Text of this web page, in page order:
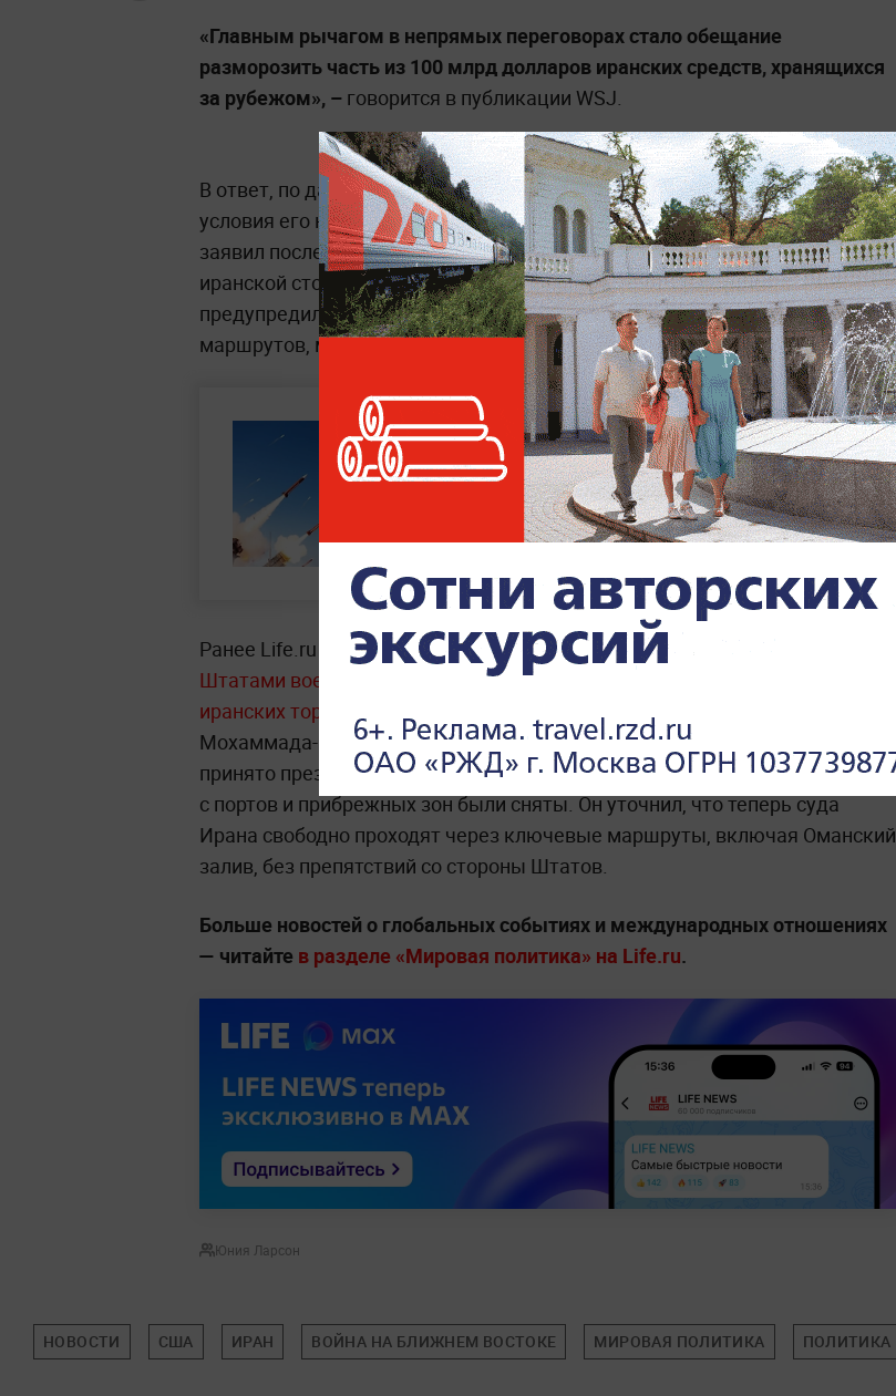
«Главным рычагом в непрямых переговорах стало обещание
разморозить часть из 100 млрд долларов иранских средств, хранящихся
за рубежом», – говорится в публикации WSJ.
В ответ, по данным источников, Тегеран дал понять, что предложенные
условия его не устраивают. Замглавы МИД Ирана Казем Гариб-Абади
заявил после переговоров в Дохе, что контроль над Ормузом остаётся за
иранской стороной, а не за США. Позже иранские военные также
предупредили, что любые суда, отклоняющиеся от утверждённых
маршрутов, могут столкнуться с «решительным ответом».
США опубликовали видео
ударов по иранским
объектам в Ормузском
проливе
Ранее Life.ru писал, что в Иране заявили о полном снятии Соединёнными
Штатами военно-морской блокады, ограничивавшей судоходство
иранских торговых и нефтяных судов
. По словам спикера парламента
Мохаммада-Багера Галибафа, соответствующее решение якобы было
принято президентом США Дональдом Трампом, после чего ограничения
с портов и прибрежных зон были сняты. Он уточнил, что теперь суда
Ирана свободно проходят через ключевые маршруты, включая Оманский
залив, без препятствий со стороны Штатов.
Больше новостей о глобальных событиях и международных отношениях
— читайте в разделе «Мировая политика» на Life.ru.
Юния Ларсон
НОВОСТИ США ИРАН ВОЙНА НА БЛИЖНЕМ ВОСТОКЕ МИРОВАЯ ПОЛИТИКА ПОЛИТИКА